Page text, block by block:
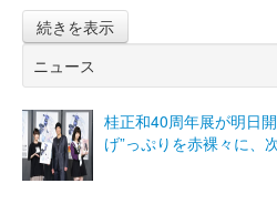
続きを表示
ニュース
桂正和40周年展が明日
げ”っぷりを赤裸々に、